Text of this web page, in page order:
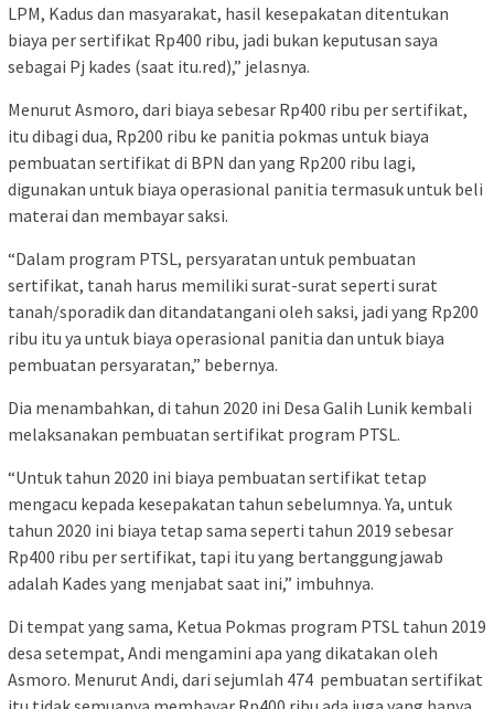
LPM, Kadus dan masyarakat, hasil kesepakatan ditentukan
biaya per sertifikat Rp400 ribu, jadi bukan keputusan saya
sebagai Pj kades (saat itu.red),” jelasnya.
Menurut Asmoro, dari biaya sebesar Rp400 ribu per sertifikat,
itu dibagi dua, Rp200 ribu ke panitia pokmas untuk biaya
pembuatan sertifikat di BPN dan yang Rp200 ribu lagi,
digunakan untuk biaya operasional panitia termasuk untuk beli
materai dan membayar saksi.
“Dalam program PTSL, persyaratan untuk pembuatan
sertifikat, tanah harus memiliki surat-surat seperti surat
tanah/sporadik dan ditandatangani oleh saksi, jadi yang Rp200
ribu itu ya untuk biaya operasional panitia dan untuk biaya
pembuatan persyaratan,” bebernya.
Dia menambahkan, di tahun 2020 ini Desa Galih Lunik kembali
melaksanakan pembuatan sertifikat program PTSL.
“Untuk tahun 2020 ini biaya pembuatan sertifikat tetap
mengacu kepada kesepakatan tahun sebelumnya. Ya, untuk
tahun 2020 ini biaya tetap sama seperti tahun 2019 sebesar
Rp400 ribu per sertifikat, tapi itu yang bertanggungjawab
adalah Kades yang menjabat saat ini,” imbuhnya.
Di tempat yang sama, Ketua Pokmas program PTSL tahun 2019
desa setempat, Andi mengamini apa yang dikatakan oleh
Asmoro. Menurut Andi, dari sejumlah 474 pembuatan sertifikat